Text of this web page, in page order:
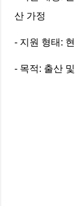
산 가정
- 지원 형태:
- 목적: 출산